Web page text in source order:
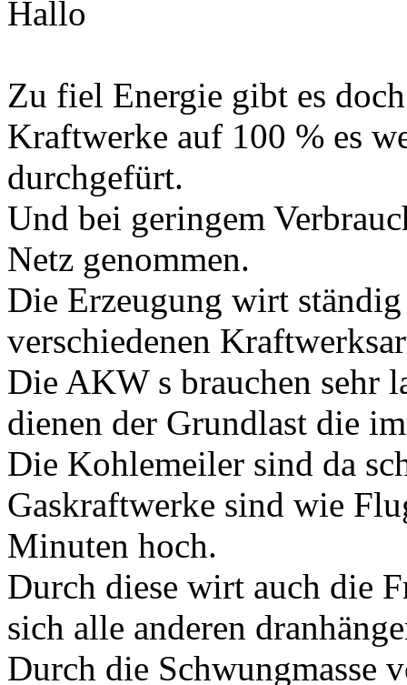
Hallo
Zu fiel Energie gibt es
Kraftwerke auf 100 % es
durchgefürt.
Und bei geringem
Netz genommen.
Die Erzeugung wirt ständig
verschiedenen
Die AKW s brauchen sehr
dienen der Grundlast die
Die Kohlemeiler sind da
Gaskraftwerke sind wie
Minuten hoch.
Durch diese wirt auch die
sich alle anderen
Durch die Schwungmasse